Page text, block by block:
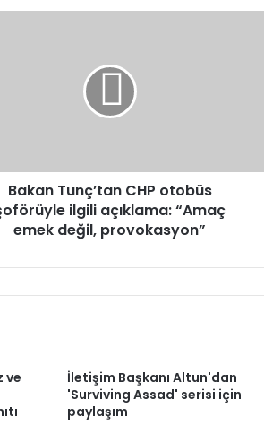
Bakan Tunç’tan CHP otobüs
ilgili açıklama: “Amaç
emek değil, provokasyon”
ve
İletişim Başkanı Altun'dan
'Surviving Assad' serisi için
paylaşım